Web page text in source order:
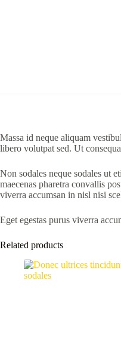
Massa id neque aliquam
libero volutpat sed. Ut
Non sodales neque sodales ut
maecenas pharetra convallis
viverra accumsan in nisl nisi
Eget egestas purus viverra
Related products